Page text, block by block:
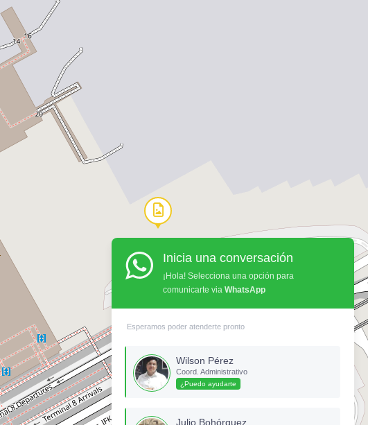
Celular
Inicia una conversación
¡Hola! Selecciona una opción para
comunicarte via WhatsApp
Esperamos poder atenderte pronto
Wilson Pérez
Coord. Administrativo
¿Puedo ayudarte
Julio Bohórquez